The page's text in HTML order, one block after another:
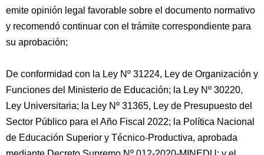
emite opinión legal favorable sobre el documento normativo
y recomendó continuar con el trámite correspondiente para
su aprobación;
De conformidad con la Ley Nº 31224, Ley de Organización y
Funciones del Ministerio de Educación; la Ley Nº 30220,
Ley Universitaria; la Ley Nº 31365, Ley de Presupuesto del
Sector Público para el Año Fiscal 2022; la Política Nacional
de Educación Superior y Técnico-Productiva, aprobada